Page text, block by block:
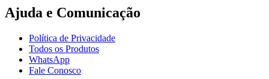
Ajuda e Comunicação
Política de Privacidade
Todos os Produtos
WhatsApp
Fale Conosco